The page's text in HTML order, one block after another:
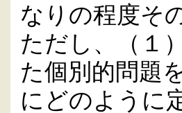
なりの程度そ
ただし、（１
た個別的問題
にどのように